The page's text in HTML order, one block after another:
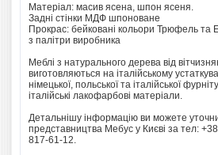
Матеріал: масив ясена, шпон ясеня.
Задні стінки МДФ шпоноване
Прокрас: бейковані кольори Трюфель та
з палітри виробника
Меблі з натурального дерева від
виготовляються на італійському
німецької, польської та італійської
італійські лакофарбові матеріали.
Детальнішу інформацію ви можете
представництва Мебус у Києві за тел:
817-61-12.